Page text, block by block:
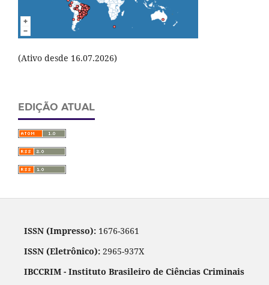
(Ativo desde 16.07.2026)
EDIÇÃO ATUAL
ISSN (Impresso):1676-3661
ISSN (Eletrônico):2965-937X
IBCCRIM - Instituto Brasileiro de Ciências Criminais